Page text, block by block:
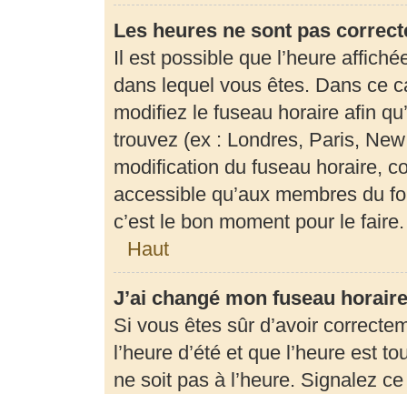
Les heures ne sont pas
Il est possible que l’heure
dans lequel vous êtes. Dans ce
modifiez le fuseau horaire afin
trouvez (ex : Londres, Paris,
modification du fuseau horaire,
accessible qu’aux membres du
c’est le bon moment pour le faire.
Haut
J’ai changé mon fuseau
Si vous êtes sûr d’avoir
l’heure d’été et que l’heure est
ne soit pas à l’heure. Signalez